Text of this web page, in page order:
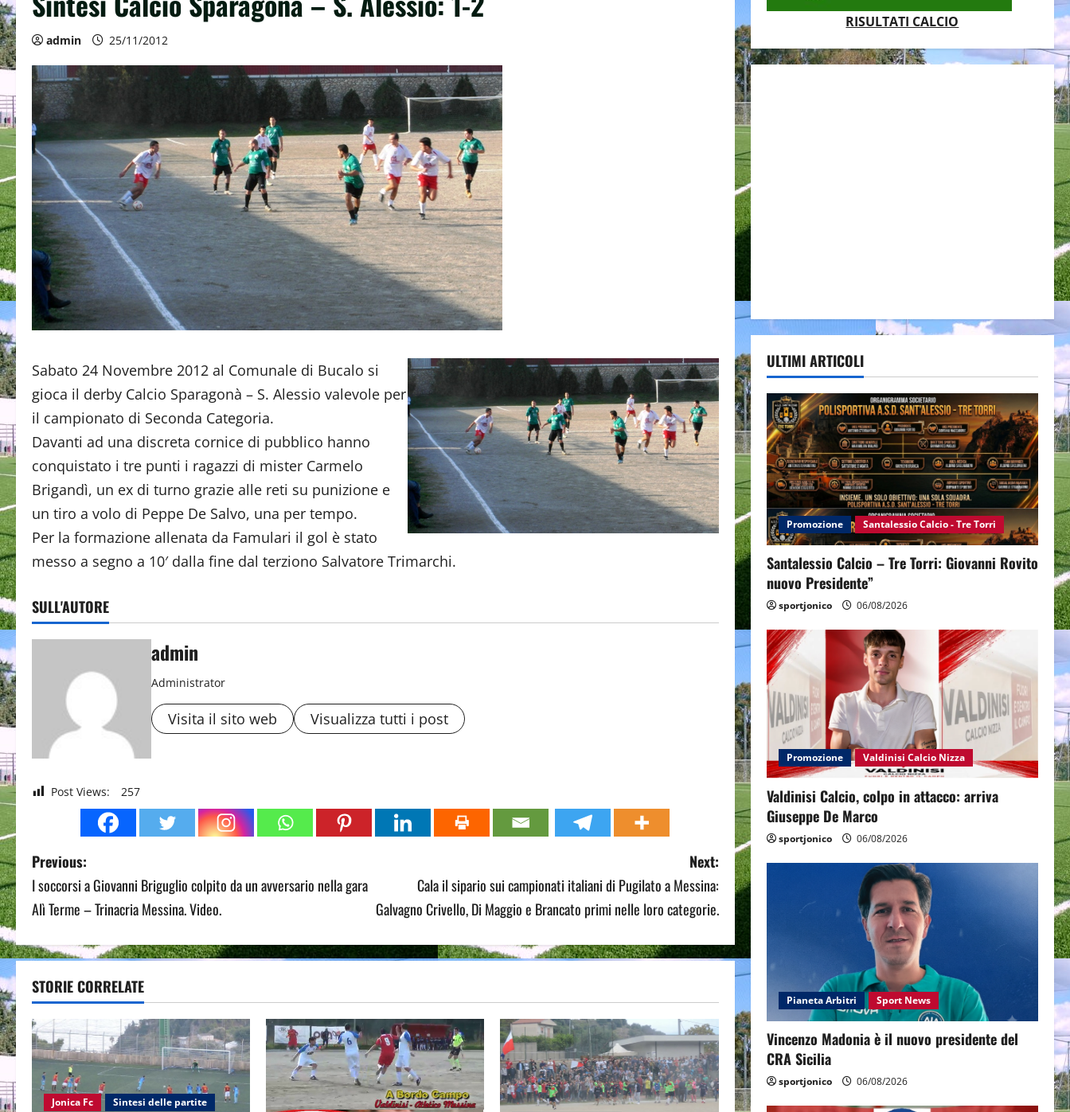
admin 25/11/2012
Sabato 24 Novembre 2012 al Comunale di Bucalo si
gioca il derby Calcio Sparagonà – S. Alessio valevole per
il campionato di Seconda Categoria.
Davanti ad una discreta cornice di pubblico hanno
conquistato i tre punti i ragazzi di mister Carmelo
Brigandì, un ex di turno grazie alle reti su punizione e
un tiro a volo di Peppe De Salvo, una per tempo.
Per la formazione allenata da Famulari il gol è stato
messo a segno a 10′ dalla fine dal terziono Salvatore Trimarchi.
SULL'AUTORE
admin
Administrator
Visita il sito web Visualizza tutti i post
Post Views: 257
P
o
t
n
a
v
Previous:
I soccorsi a Giovanni Briguglio colpito da un avversario nella gara
Alì Terme – Trinacria Messina. Video.
Next:
Cala il sipario sui campionati italiani di Pugilato a Messina:
Galvagno Crivello, Di Maggio e Brancato primi nelle loro categorie.
STORIE CORRELATE
Jonica Fc Sintesi delle partite
RISULTATI CALCIO
ULTIMI ARTICOLI
Promozione Santalessio Calcio - Tre Torri
Santalessio Calcio – Tre Torri: Giovanni Rovito
nuovo Presidente”
sportjonico 06/08/2026
Promozione Valdinisi Calcio Nizza
Valdinisi Calcio, colpo in attacco: arriva
Giuseppe De Marco
sportjonico 06/08/2026
Pianeta Arbitri Sport News
Vincenzo Madonia è il nuovo presidente del
CRA Sicilia
sportjonico 06/08/2026